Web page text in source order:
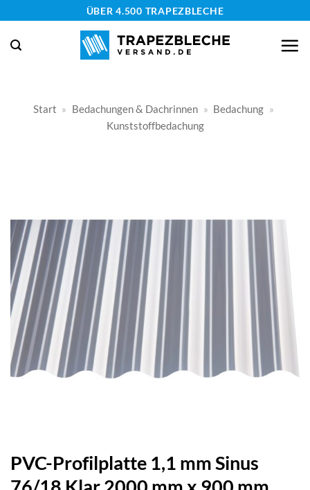
springen
ÜBER 4.500 TRAPEZBLECHE
Start » Bedachungen & Dachrinnen » Bedachung »
Kunststoffbedachung
PVC-Profilplatte 1,1 mm Sinus